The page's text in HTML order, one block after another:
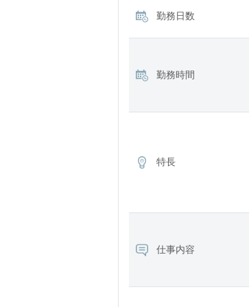
勤務日数
勤務時間
特長
仕事内容